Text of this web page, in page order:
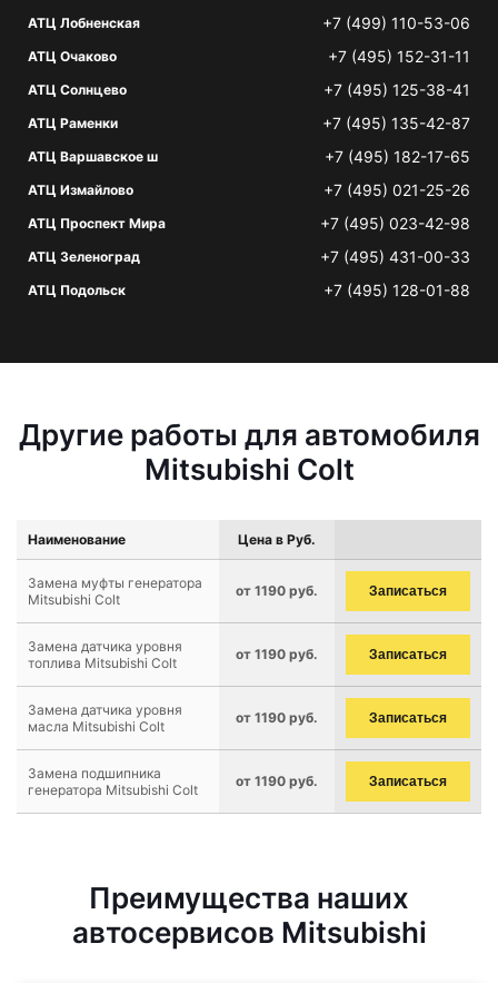
АТЦ Лобненская +7 (499) 110-53-06
АТЦ Очаково +7 (495) 152-31-11
АТЦ Солнцево +7 (495) 125-38-41
АТЦ Раменки +7 (495) 135-42-87
АТЦ Варшавское ш +7 (495) 182-17-65
АТЦ Измайлово +7 (495) 021-25-26
АТЦ Проспект Мира +7 (495) 023-42-98
АТЦ Зеленоград +7 (495) 431-00-33
АТЦ Подольск +7 (495) 128-01-88
Другие работы для автомобиля
Mitsubishi Colt
Наименование Цена в Руб.
Замена муфты генератора
Mitsubishi Colt
от 1190 руб. Записаться
Замена датчика уровня
топлива Mitsubishi Colt
от 1190 руб. Записаться
Замена датчика уровня
масла Mitsubishi Colt
от 1190 руб. Записаться
Замена подшипника
генератора Mitsubishi Colt
от 1190 руб. Записаться
Преимущества наших
автосервисов Mitsubishi